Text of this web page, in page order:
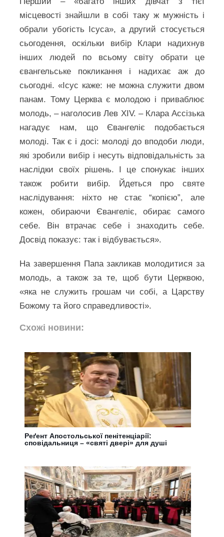
місцевості знайшли в собі таку ж мужність і
обрали убогість Ісуса», а другий стосується
сьогодення, оскільки вибір Клари надихнув
інших людей по всьому світу обрати це
євангельське покликання і надихає аж до
сьогодні. «Ісус каже: не можна служити двом
панам. Тому Церква є молодою і приваблює
молодь, – наголосив Лев XIV. – Клара Ассізька
нагадує нам, що Євангеліє подобається
молоді. Так є і досі: молоді до вподоби люди,
які зробили вибір і несуть відповідальність за
наслідки своїх рішень. І це спонукає інших
також робити вибір. Йдеться про святе
наслідування: ніхто не стає “копією”, але
кожен, обираючи Євангеліє, обирає самого
себе. Він втрачає себе і знаходить себе.
Досвід показує: так і відбувається».
На завершення Папа закликав молодитися за
молодь, а також за те, щоб бути Церквою,
«яка не служить грошам чи собі, а Царству
Божому та його справедливості».
Схожі новини:
Реґент Апостольської пенітенціарії:
сповідальниця – «святі двері» для душі